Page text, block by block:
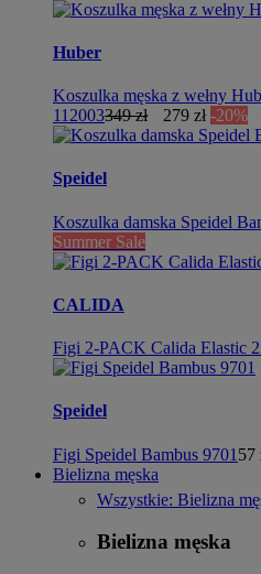
Huber
Koszulka męska z wełny
112003349 zł 279 zł -20%
Speidel
Koszulka damska Speidel
Summer Sale
CALIDA
Figi 2-PACK Calida Elastic
Speidel
Figi Speidel Bambus 9701 57
Bielizna męska
Wszystkie: Bielizna
Bielizna męska